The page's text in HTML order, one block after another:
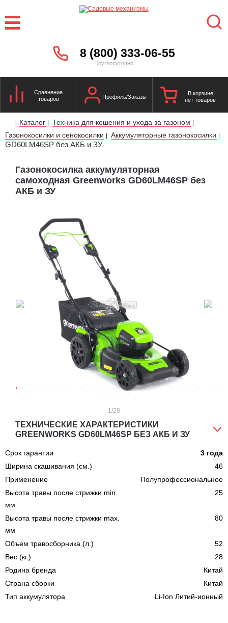
8 (800) 333-06-55
Круглосуточно
Сравнение
товаров
Профиль/Заказы
В корзине
нет товаров
| Каталог | Техника для кошения и ухода за газоном |
Газонокосилки и сенокосилки | Аккумуляторные газонокосилки |
GD60LM46SP без АКБ и ЗУ
Газонокосилка аккумуляторная
самоходная Greenworks GD60LM46SP без
АКБ и ЗУ
1 /28
ТЕХНИЧЕСКИЕ ХАРАКТЕРИСТИКИ
GREENWORKS GD60LM46SP БЕЗ АКБ И ЗУ
Срок гарантии
3 года
Ширина скашивания (см.)
46
Применение
Полупрофессиональное
Высота травы после стрижки min.
мм
25
Высота травы после стрижки max.
мм
80
Объем травосборника (л.)
52
Вес (кг.)
28
Родина бренда
Китай
Страна сборки
Китай
Тип аккумулятора
Li-Ion Литий-ионный